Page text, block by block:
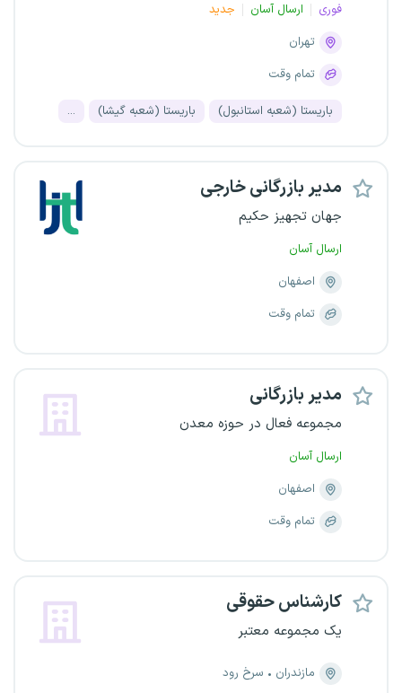
فوری ارسال آسان
جدید
تهران
تمام وقت
باریستا (شعبه استانبول) باریستا (شعبه گیشا) ...
مدیر بازرگانی خارجی
جهان تجهیز حکیم
ارسال آسان
اصفهان
تمام وقت
مدیر بازرگانی
مجموعه فعال در حوزه معدن
ارسال آسان
اصفهان
تمام وقت
کارشناس حقوقی
یک مجموعه معتبر
مازندران
سرخ رود